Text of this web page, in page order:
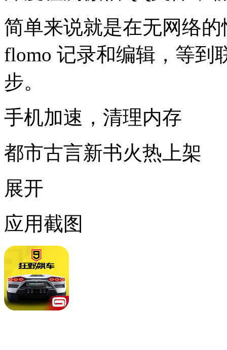
简单来说就是在无网络
flomo 记录和编辑，等到
步。
手机加速，清理内存
都市古言新书火热上架
展开
应用截图